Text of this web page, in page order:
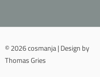
© 2026 cosmanja | Design by
Thomas Gries